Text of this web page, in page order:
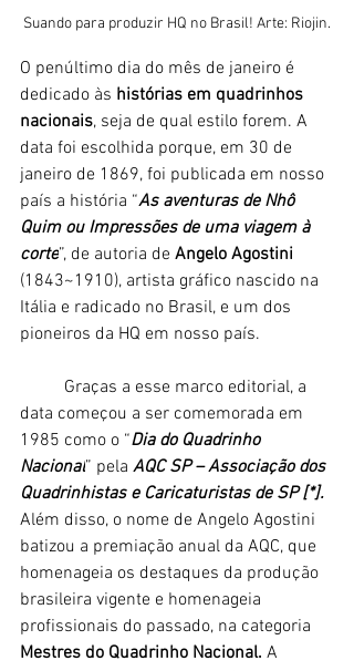
Suando para produzir HQ no Brasil! Arte: Riojin.
O penúltimo dia do mês de janeiro é
dedicado às histórias em quadrinhos
nacionais, seja de qual estilo forem. A
data foi escolhida porque, em 30 de
janeiro de 1869, foi publicada em nosso
país a história “As aventuras de Nhô
Quim ou Impressões de uma viagem à
corte”, de autoria de Angelo Agostini
(1843~1910), artista gráfico nascido na
Itália e radicado no Brasil, e um dos
pioneiros da HQ em nosso país.
data começou a ser comemorada em
1985 como o “Dia do Quadrinho
Nacional” pela AQC SP – Associação dos
Quadrinhistas e Caricaturistas de SP [*].
Além disso, o nome de Angelo Agostini
batizou a premiação anual da AQC, que
homenageia os destaques da produção
brasileira vigente e homenageia
profissionais do passado, na categoria
Mestres do Quadrinho Nacional. A